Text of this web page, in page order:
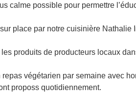
calme possible pour permettre
place par notre cuisinière Nathalie
produits de producteurs locaux
végétarien par semaine avec
proposs quotidiennement.